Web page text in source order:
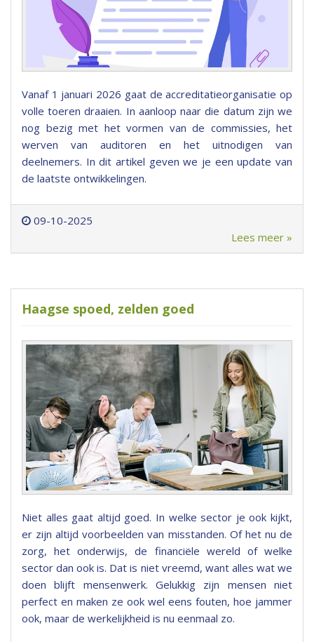
Vanaf 1 januari 2026 gaat de accreditatieorganisatie op
volle toeren draaien. In aanloop naar die datum zijn we
nog bezig met het vormen van de commissies, het
werven van auditoren en het uitnodigen van
deelnemers. In dit artikel geven we je een update van
de laatste ontwikkelingen.
09-10-2025
Lees meer »
Haagse spoed, zelden goed
Niet alles gaat altijd goed. In welke sector je ook kijkt,
er zijn altijd voorbeelden van misstanden. Of het nu de
zorg, het onderwijs, de financiële wereld of welke
sector dan ook is. Dat is niet vreemd, want alles wat we
doen blijft mensenwerk. Gelukkig zijn mensen niet
perfect en maken ze ook wel eens fouten, hoe jammer
ook, maar de werkelijkheid is nu eenmaal zo.